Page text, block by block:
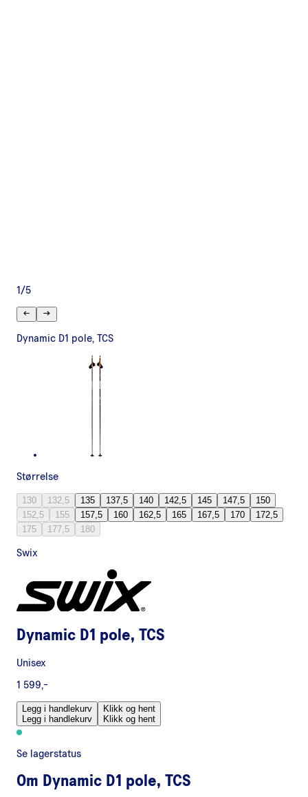
1 /5
Dynamic D1 pole, TCS
Størrelse
130 132,5 135 137,5 140 142,5 145 147,5
150
152,5
155 157,5 160 162,5 165 167,5 170
172,5
175
177,5 180
Swix
Dynamic D1 pole, TCS
Unisex
1 599,-
Legg i handlekurv
Legg i handlekurv
Klikk og hent
Klikk og hent
Se lagerstatus
Om Dynamic D1 pole, TCS